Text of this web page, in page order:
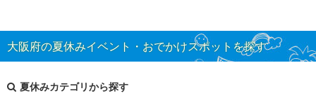
大阪府の夏休みイベント・おでかけスポットを探す
夏休みカテゴリから探す